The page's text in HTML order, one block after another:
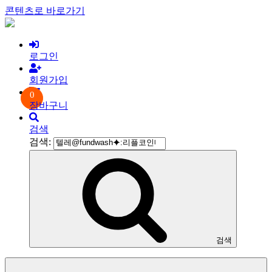
콘텐츠로 바로가기
로그인
회원가입
0
장바구니
검색
검색:
검색